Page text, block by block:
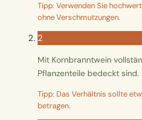
GlossarTipp: Verwenden Sie
ohne Verschmutzungen.
2
Mit Kornbranntwein
Pflanzenteile bedeckt sind.
Tipp: Das Verhältnis sollte
betragen.